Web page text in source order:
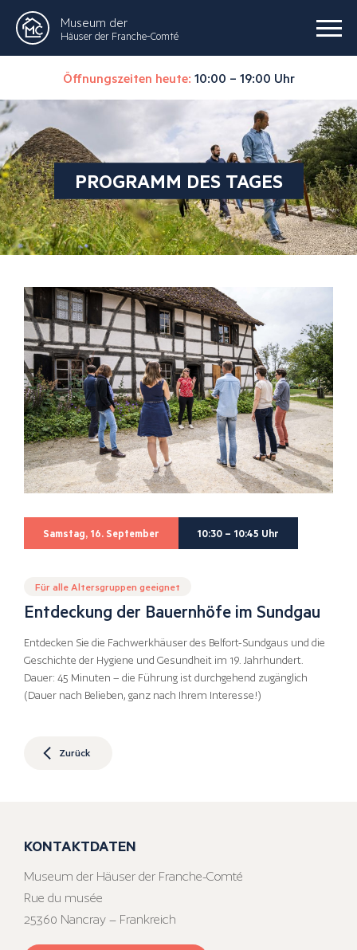
Museum der
Häuser der Franche-Comté
Öffnungszeiten heute: 10:00 – 19:00 Uhr
PROGRAMM DES TAGES
Samstag, 16. September 10:30 – 10:45 Uhr
Für alle Altersgruppen geeignet
Entdeckung der Bauernhöfe im Sundgau
Entdecken Sie die Fachwerkhäuser des Belfort-Sundgaus und die
Geschichte der Hygiene und Gesundheit im 19. Jahrhundert.
Dauer: 45 Minuten – die Führung ist durchgehend zugänglich
(Dauer nach Belieben, ganz nach Ihrem Interesse!)
Zurück
KONTAKTDATEN
Museum der Häuser der Franche-Comté
Rue du musée
25360 Nancray – Frankreich